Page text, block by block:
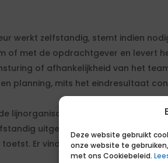
Deze website gebruikt
onze website te
met ons Cookiebeleid.
werkt zelfstandig, stemt indien
of met de opdrachtgever en levert
of afhankelijkheid van het
planning, mits het eindresultaat
lijnorganisatie en vervangt geen
uitgevoerd, waarbij de
Er vindt geen aansturing